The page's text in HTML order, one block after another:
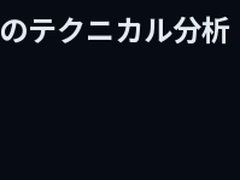
テクニカル分析